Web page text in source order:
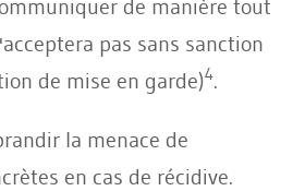
de manière tout
pas sans sanction
de mise en garde)4.
la menace de
en cas de récidive.